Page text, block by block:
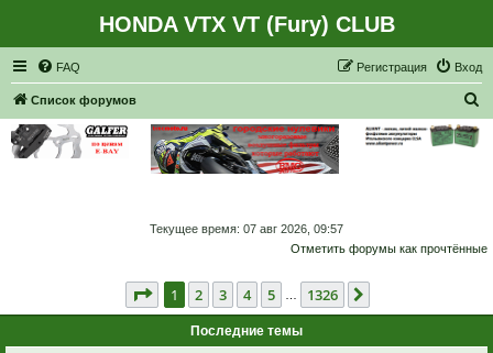
HONDA VTX VT (Fury) CLUB
FAQ Вход
Регистрация
Список форумов
Текущее время: 07 авг 2026, 09:57
Отметить форумы как прочтённые
Страница из 1326
1 2 3 4 5 1326
Последние темы